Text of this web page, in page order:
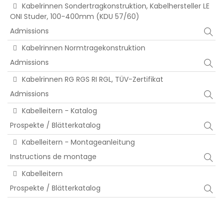
Kabelrinnen Sondertragkonstruktion, Kabelhersteller LE
ONI Studer, 100-400mm (KDU 57/60)
Admissions
Kabelrinnen Normtragekonstruktion
Admissions
Kabelrinnen RG RGS RI RGL, TÜV-Zertifikat
Admissions
Kabelleitern - Katalog
Prospekte / Blätterkatalog
Kabelleitern - Montageanleitung
Instructions de montage
Kabelleitern
Prospekte / Blätterkatalog